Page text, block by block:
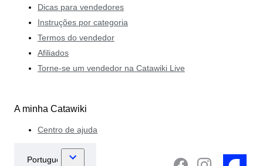
Dicas para vendedores
Instruções por categoria
Termos do vendedor
Afiliados
Torne-se um vendedor na Catawiki Live
A minha Catawiki
Centro de ajuda